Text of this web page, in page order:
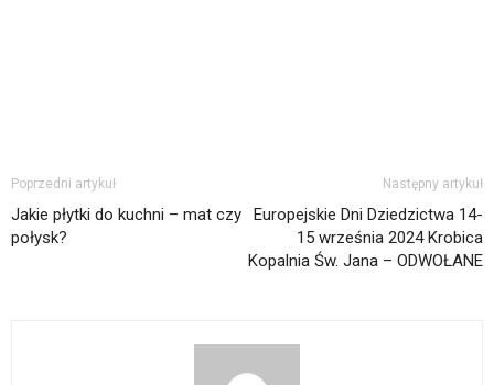
Poprzedni artykuł
Jakie płytki do kuchni – mat czy
połysk?
Następny artykuł
Europejskie Dni Dziedzictwa 14-
15 września 2024 Krobica
Kopalnia Św. Jana – ODWOŁANE